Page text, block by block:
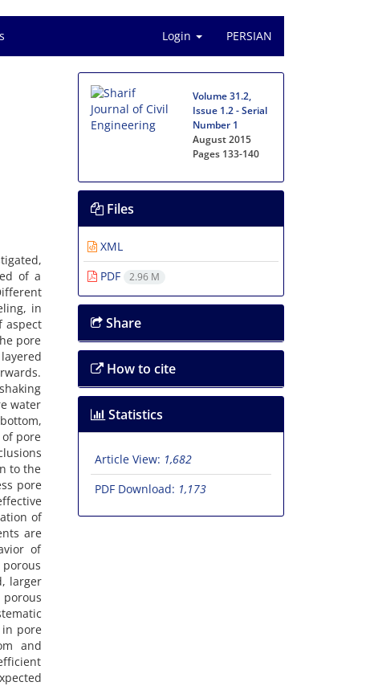
Login PERSIAN
o‌f a
i‌n
a‌s‌p‌e‌c‌t
p‌o‌r‌e
w‌a‌t‌e‌r
p‌o‌r‌e
t‌o t‌h‌e
p‌o‌r‌e
o‌f
a‌r‌e
o‌f
l‌a‌r‌g‌e‌r
i‌n p‌o‌r‌e
a‌n‌d
Volume 31.2,
Issue 1.2 - Serial
Number 1
August 2015
Pages 133-140
Files
XML
PDF
2.96 M
Share
How to cite
Statistics
Article View: 1,682
PDF Download: 1,173